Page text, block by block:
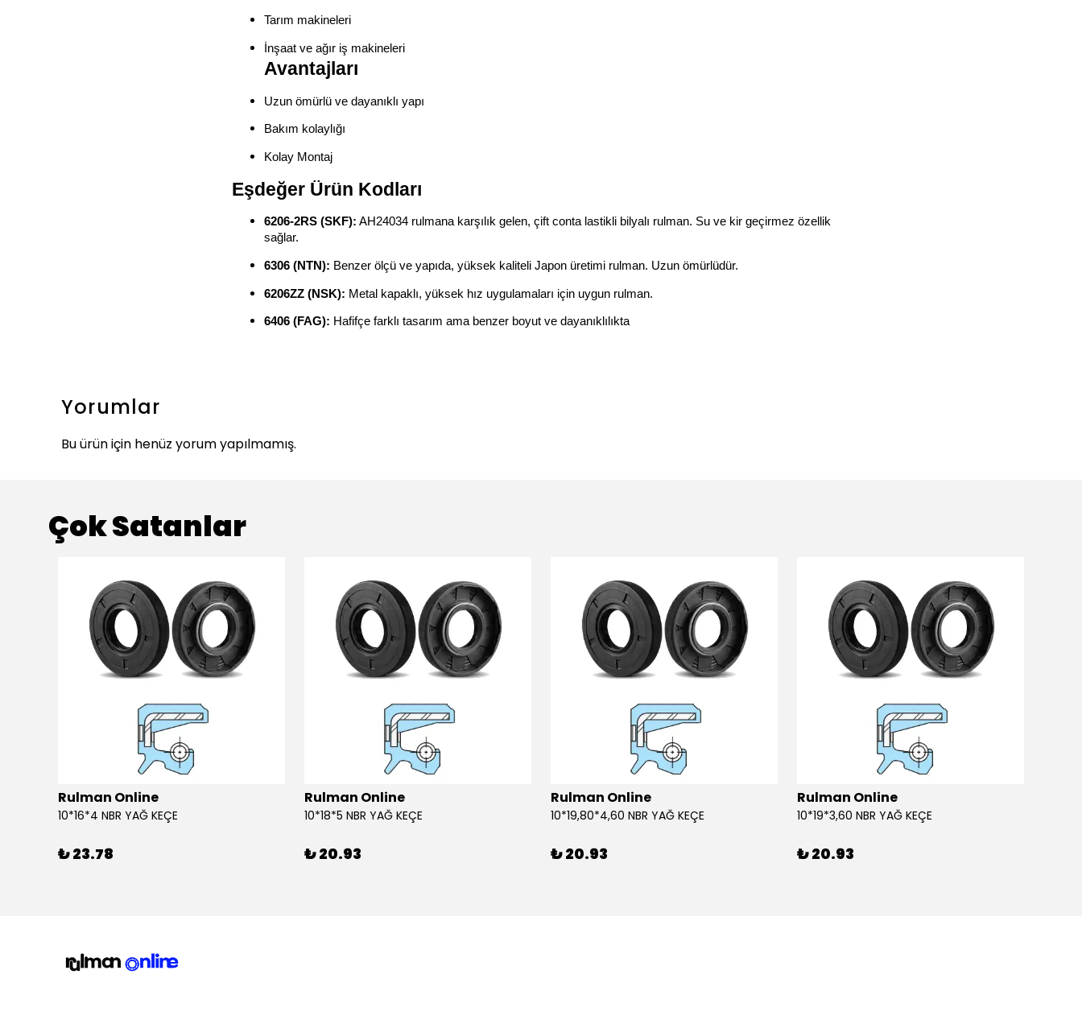
Tarım makineleri
İnşaat ve ağır iş makineleri
Avantajları
Uzun ömürlü ve dayanıklı yapı
Bakım kolaylığı
Kolay Montaj
Eşdeğer Ürün Kodları
6206-2RS (SKF): AH24034 rulmana karşılık gelen, çift conta lastikli bilyalı rulman. Su ve kir geçirmez özellik
sağlar.
6306 (NTN): Benzer ölçü ve yapıda, yüksek kaliteli Japon üretimi rulman. Uzun ömürlüdür.
6206ZZ (NSK): Metal kapaklı, yüksek hız uygulamaları için uygun rulman.
6406 (FAG): Hafifçe farklı tasarım ama benzer boyut ve dayanıklılıkta
Yorumlar
Bu ürün için henüz yorum yapılmamış.
Çok Satanlar
Rulman Online
10*16*4 NBR YAĞ KEÇE
₺ 23.78
Rulman Online
10*18*5 NBR YAĞ KEÇE
₺ 20.93
Rulman Online
10*19,80*4,60 NBR YAĞ KEÇE
₺ 20.93
Rulman Online
10*19*3,60 NBR YAĞ KEÇE
₺ 20.93